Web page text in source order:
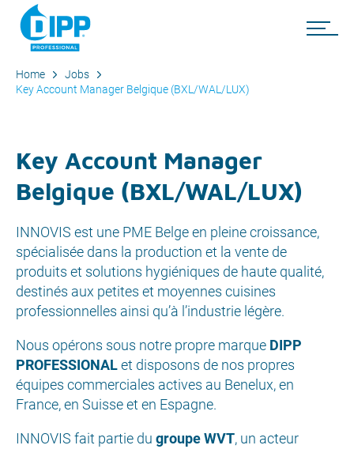
Home
Jobs
Key Account Manager Belgique (BXL/WAL/LUX)
Key Account Manager
Belgique (BXL/WAL/LUX)
INNOVIS est une PME Belge en pleine croissance,
spécialisée dans la production et la vente de
produits et solutions hygiéniques de haute qualité,
destinés aux petites et moyennes cuisines
professionnelles ainsi qu’à l’industrie légère.
Nous opérons sous notre propre marque DIPP
PROFESSIONALet disposons de nos propres
équipes commerciales actives au Benelux, en
France, en Suisse et en Espagne.
INNOVIS fait partie du groupe WVT, un acteur